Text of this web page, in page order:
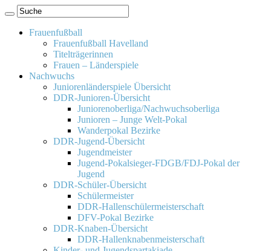
Frauenfußball
Frauenfußball Havelland
Titelträgerinnen
Frauen – Länderspiele
Nachwuchs
Juniorenländerspiele Übersicht
DDR-Junioren-Übersicht
Juniorenoberliga/Nachwuchsoberliga
Junioren – Junge Welt-Pokal
Wanderpokal Bezirke
DDR-Jugend-Übersicht
Jugendmeister
Jugend-Pokalsieger-FDGB/FDJ-Pokal der
Jugend
DDR-Schüler-Übersicht
Schülermeister
DDR-Hallenschülermeisterschaft
DFV-Pokal Bezirke
DDR-Knaben-Übersicht
DDR-Hallenknabenmeisterschaft